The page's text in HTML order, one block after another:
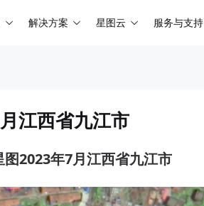
解决方案 星图云 服务与支持
江西省九江市
2023年7月江西省九江市